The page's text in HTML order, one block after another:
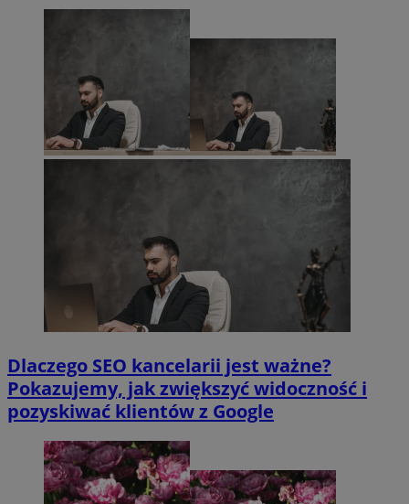
Dlaczego SEO kancelarii jest ważne?
Pokazujemy, jak zwiększyć widoczność i
pozyskiwać klientów z Google